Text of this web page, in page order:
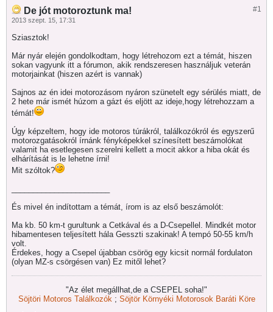
#1
De jót motoroztunk ma!
2013 szept. 15, 17:31
Sziasztok!
Már nyár elején gondolkodtam, hogy létrehozom ezt a témát, hiszen
sokan vagyunk itt a fórumon, akik rendszeresen használjuk veterán
motorjainkat (hiszen azért is vannak)
Sajnos az én idei motorozásom nyáron szünetelt egy sérülés miatt, de
2 hete már ismét húzom a gázt és eljött az ideje,hogy létrehozzam a
témát!
Úgy képzeltem, hogy ide motoros túrákról, találkozókról és egyszerű
motorozgatásokról írnánk fényképekkel színesített beszámolókat
valamit ha esetlegesen szerelni kellett a mocit akkor a hiba okát és
elhárítását is le lehetne írni!
Mit szóltok?
És mivel én indítottam a témát, írom is az első beszámolót:
Ma kb. 50 km-t gurultunk a Cetkával és a D-Csepellel. Mindkét motor
hibamentesen teljesített hála Gesszti szakinak! A tempó 50-55 km/h
volt.
Érdekes, hogy a Csepel újabban csörög egy kicsit normál fordulaton
(olyan MZ-s csörgésen van) Ez mitől lehet?
"Az élet megállhat,de a CSEPEL soha!"
Söjtöri Motoros Találkozók; Söjtör Környéki Motorosok Baráti Köre